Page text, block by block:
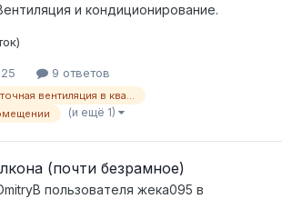
и кондиционирование.
9 ответов
(и ещё 1)
(почти безрамное)
пользователя жека095 в